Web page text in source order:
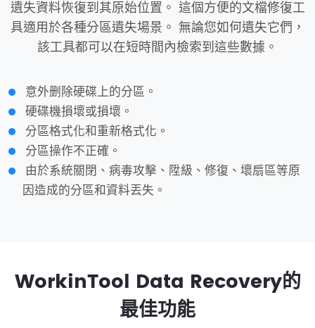
遺失資料恢復到其原始位置。 這個方便的文檔修復工
具適用於各種分區遺失場景。 無論您如何遺失它們，
該工具都可以在短時間內檢索到這些數據。
意外删除硬碟上的分區。
硬碟機損壞或損壞。
分區格式化和重新格式化。
分區操作不正確。
由於系統關閉、病毒攻擊、陞級、修復、壞扇區等原
因造成的分區和資料丟失。
WorkinTool Data Recovery的
最佳功能